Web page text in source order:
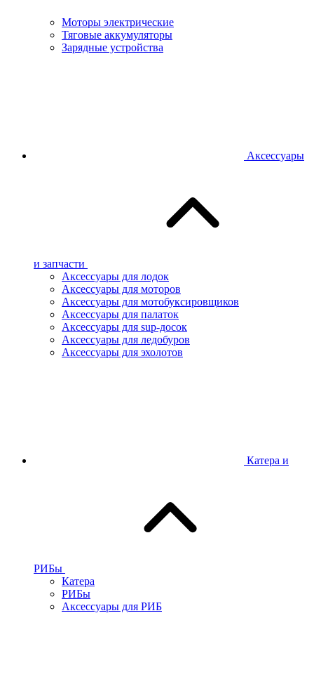
Моторы электрические
Тяговые аккумуляторы
Зарядные устройства
Аксессуары
и запчасти
Аксессуары для лодок
Аксессуары для моторов
Аксессуары для мотобуксировщиков
Аксессуары для палаток
Аксессуары для sup-досок
Аксессуары для ледобуров
Аксессуары для эхолотов
Катера и
РИБы
Катера
РИБы
Аксессуары для РИБ